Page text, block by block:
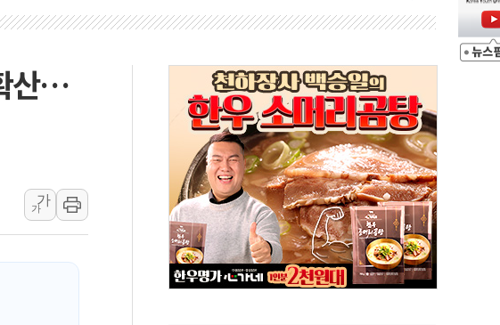
틀라시안·클라우드플레어·태양광주↑ VS 트레이드데스크·웬디스↓
와 달리 워시엔 톤 낮춰
특보 내정설...포항시 '시끌'
음 100년 밑거름…수도권 집중 완화 전환점"
동산 2차 회의' 주재… "전폭적 공급 확대·속도전 총력"
관세 15% 부과…美 태양광주 급등
위독…곧 사망해도 놀랍지 않아"
대 규모 400MW 태양광 착공…여의도 1.6배 규모
상승에 소폭 하락...금융주 낙폭 커
산…
가
가